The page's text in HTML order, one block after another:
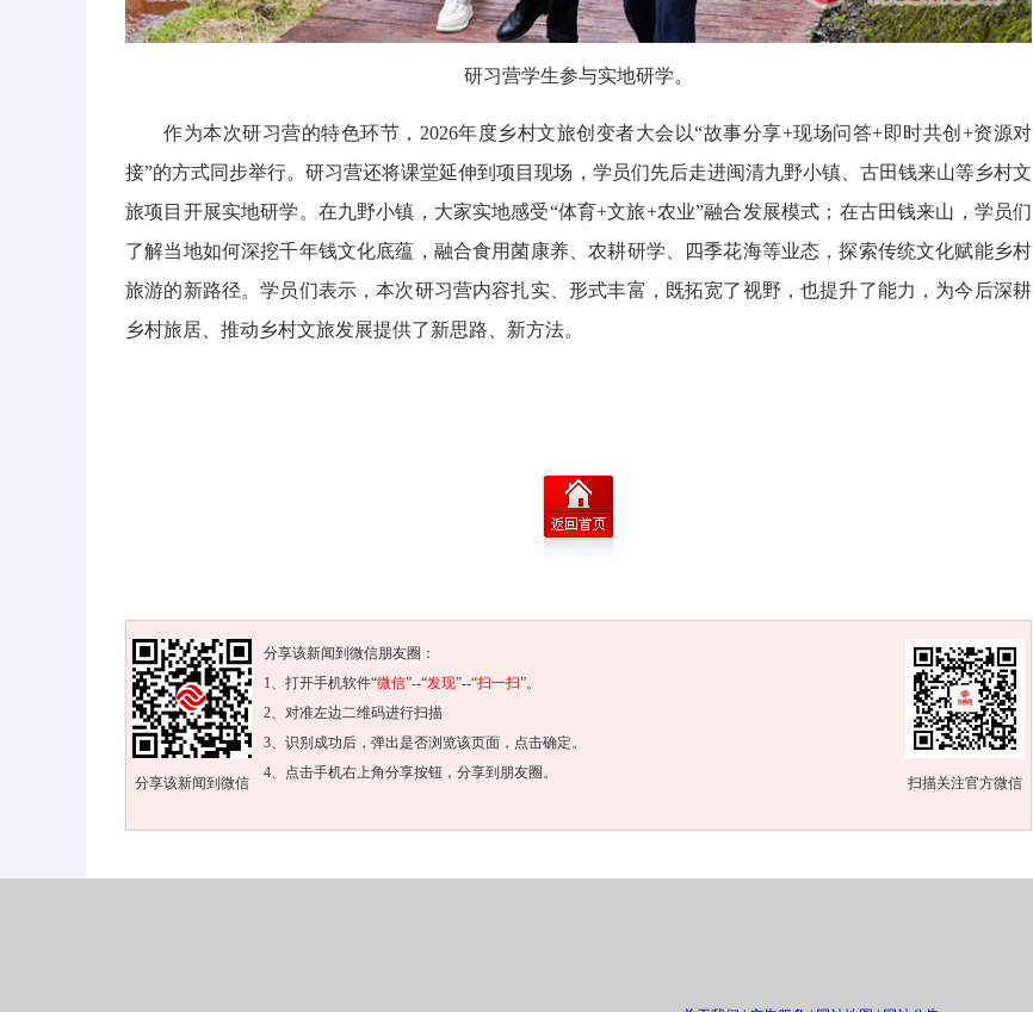
研习营学生参与实地研学。
作为本次研习营的特色环节，2026年度乡村文旅创变者大会以“故事分享+现场问答+即时共创+资源对
接”的方式同步举行。研习营还将课堂延伸到项目现场，学员们先后走进闽清九野小镇、古田钱来山等乡村文
旅项目开展实地研学。在九野小镇，大家实地感受“体育+文旅+农业”融合发展模式；在古田钱来山，学员们
了解当地如何深挖千年钱文化底蕴，融合食用菌康养、农耕研学、四季花海等业态，探索传统文化赋能乡村
旅游的新路径。学员们表示，本次研习营内容扎实、形式丰富，既拓宽了视野，也提升了能力，为今后深耕
乡村旅居、推动乡村文旅发展提供了新思路、新方法。
扫描关注官方微信
分享该新闻到微信
分享该新闻到微信朋友圈：
1、打开手机软件“微信”--“发现”--“扫一扫”。
2、对准左边二维码进行扫描
3、识别成功后，弹出是否浏览该页面，点击确定。
4、点击手机右上角分享按钮，分享到朋友圈。